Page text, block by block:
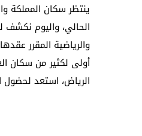
ينتظر سكان المملكة
والرياضية المقرر
أولى لكثير من سكان
الرياض، استعد لحضول